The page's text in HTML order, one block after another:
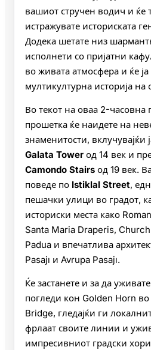
вашиот стручен водич и ќе
истражувате историската
Додека шетате низ
исполнети со пријатни
во живата атмосфера и ќе
мултикултурна историја на
Во текот на оваа 2-часовна
прошетка ќе наидете на
знаменитости, вклучувајќи
Galata Tower од 14 век и
Camondo Stairs од 19 век.
поведе по Istiklal Street,
пешачки улици во градот,
историски места како
Santa Maria Draperis,
Padua и впечатлива
Pasajı и Avrupa Pasajı.
Ќе застанете и за да
погледи кон Golden Horn
Bridge, гледајќи ги
фрлаат своите линии и
импресивниот градски